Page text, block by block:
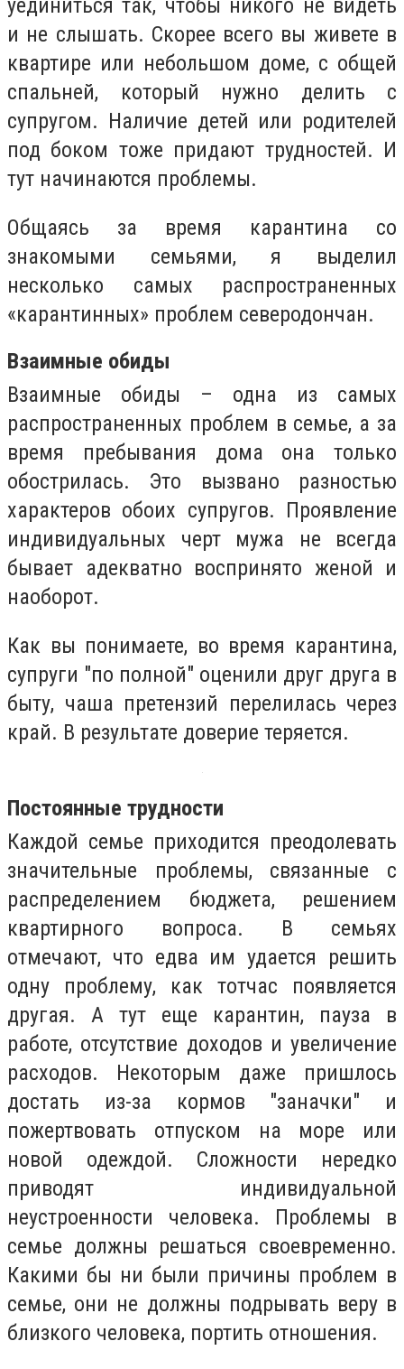
уединиться так, чтобы никого не видеть
и не слышать. Скорее всего вы живете в
квартире или небольшом доме, с общей
спальней, который нужно делить с
супругом. Наличие детей или родителей
под боком тоже придают трудностей. И
тут начинаются проблемы.
Общаясь за время карантина со
знакомыми семьями, я выделил
несколько самых распространенных
«карантинных» проблем северодончан.
Взаимные обиды
Взаимные обиды – одна из самых
распространенных проблем в семье, а за
время пребывания дома она только
обострилась. Это вызвано разностью
характеров обоих супругов. Проявление
индивидуальных черт мужа не всегда
бывает адекватно воспринято женой и
наоборот.
Как вы понимаете, во время карантина,
супруги "по полной" оценили друг друга в
быту, чаша претензий перелилась через
край. В результате доверие теряется.
Постоянные трудности
Каждой семье приходится преодолевать
значительные проблемы, связанные с
распределением бюджета, решением
квартирного вопроса. В семьях
отмечают, что едва им удается решить
одну проблему, как тотчас появляется
другая. А тут еще карантин, пауза в
работе, отсутствие доходов и увеличение
расходов. Некоторым даже пришлось
достать из-за кормов "заначки" и
пожертвовать отпуском на море или
новой одеждой. Сложности нередко
приводят индивидуальной
неустроенности человека. Проблемы в
семье должны решаться своевременно.
Какими бы ни были причины проблем в
семье, они не должны подрывать веру в
близкого человека, портить отношения.